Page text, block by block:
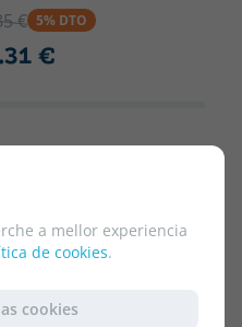
a mellor experiencia
de cookies.
cookies
€ 5% DTO
€